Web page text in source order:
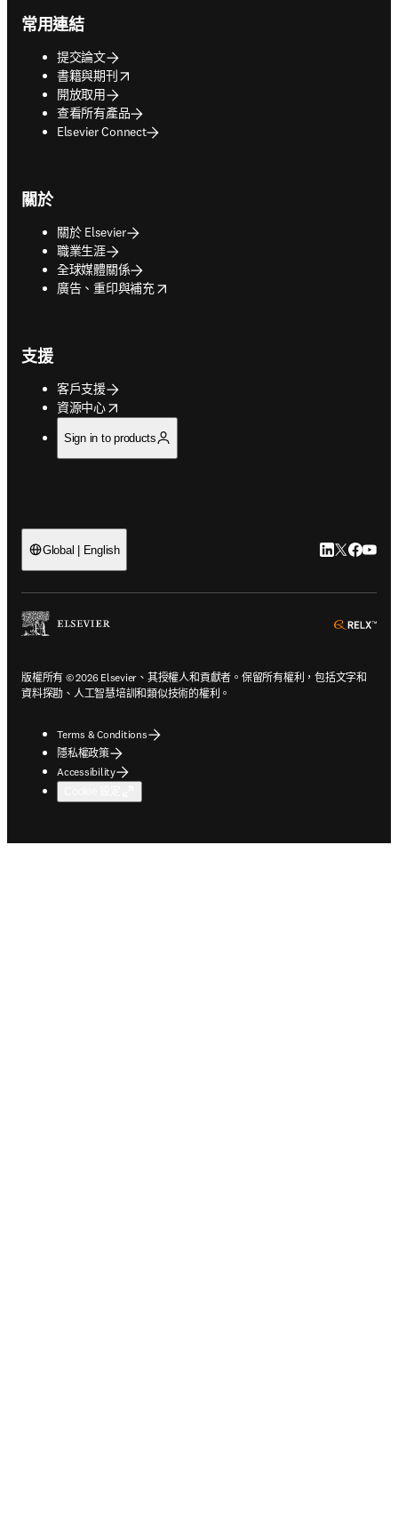
常用連結
提交論文
書籍與期刊
opens in new tab/window
開放取用
查看所有產品
Elsevier Connect
關於
關於 Elsevier
職業生涯
全球媒體關係
廣告、重印與補充
opens in new tab/window
支援
客戶支援
資源中心
opens in new tab/window
Sign in to products
Global | English LinkedIn 打
Twitter 打
版權所有 © 2026 Elsevier、其授權人和貢獻者。保留所有權利，包括文字和
資料探勘、人工智慧培訓和類似技術的權利。
Terms & Conditions
隱私權政策
Accessibility